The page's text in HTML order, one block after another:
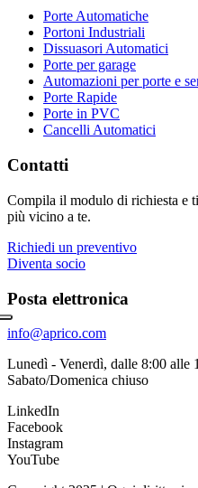
Porte Automatiche
Portoni Industriali
Dissuasori Automatici
Porte per garage
Automazioni per porte e
Porte Rapide
Porte in PVC
Cancelli Automatici
Contatti
Compila il modulo di richiesta e
più vicino a te.
Richiedi un preventivo
Diventa socio
Posta elettronica
info@aprico.com
Lunedì - Venerdì, dalle 8:00 alle
Sabato/Domenica chiuso
LinkedIn
Facebook
Instagram
YouTube